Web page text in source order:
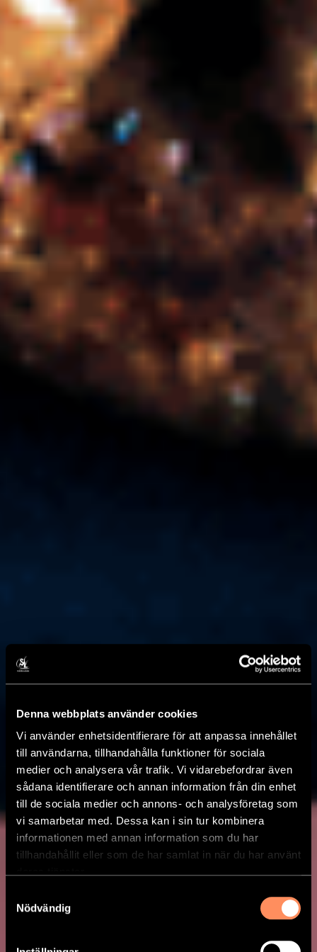
Denna webbplats använder cookies
Vi använder enhetsidentifierare för att anpassa innehållet
till användarna, tillhandahålla funktioner för sociala
medier och analysera vår trafik. Vi vidarebefordrar även
sådana identifierare och annan information från din enhet
till de sociala medier och annons- och analysföretag som
vi samarbetar med. Dessa kan i sin tur kombinera
informationen med annan information som du har
tillhandahållit eller som de har samlat in när du har använt
Nödvändig